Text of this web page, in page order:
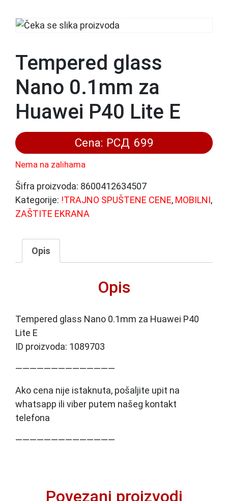
Tempered glass
Nano 0.1mm za
Huawei P40 Lite E
Cena: РСД 699
Nema na zalihama
Šifra proizvoda: 8600412634507
Kategorije: !TRAJNO SPUŠTENE CENE, MOBILNI,
ZAŠTITE EKRANA
Opis
Opis
Tempered glass Nano 0.1mm za Huawei P40
Lite E
ID proizvoda: 1089703
——————————————
Ako cena nije istaknuta, pošaljite upit na
whatsapp ili viber putem našeg kontakt
telefona
——————————————
Povezani proizvodi